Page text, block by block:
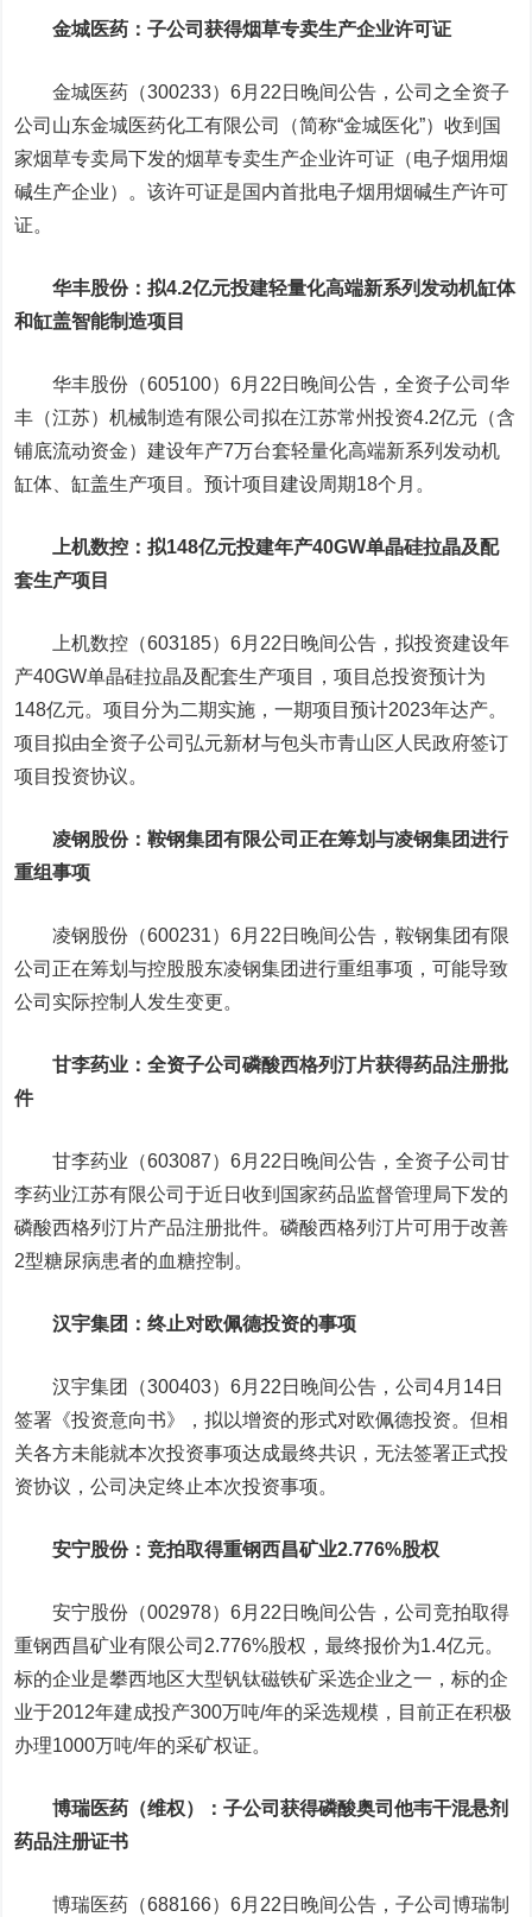
金城医药 ：子公司获得烟草专卖生产企业许可证
金城医药（300233）6月22日晚间公告，公司之全资子
公司山东金城医药化工有限公司（简称“金城医化”）收到国
家烟草专卖局下发的烟草专卖生产企业许可证（电子烟用烟
碱生产企业）。该许可证是国内首批电子烟用烟碱生产许可
证。
华丰股份：拟4.2亿元投建轻量化高端新系列发动机缸体
和缸盖智能制造项目
华丰股份（605100）6月22日晚间公告，全资子公司华
丰（江苏）机械制造有限公司拟在江苏常州投资4.2亿元（含
铺底流动资金）建设年产7万台套轻量化高端新系列发动机
缸体、缸盖生产项目。预计项目建设周期18个月。
上机数控 ：拟148亿元投建年产40GW单晶硅拉晶及配
套生产项目
上机数控（603185）6月22日晚间公告，拟投资建设年
产40GW单晶硅拉晶及配套生产项目，项目总投资预计为
148亿元。项目分为二期实施，一期项目预计2023年达产。
项目拟由全资子公司弘元新材与包头市青山区人民政府签订
项目投资协议。
凌钢股份：鞍钢集团有限公司正在筹划与凌钢集团进行
重组事项
凌钢股份（600231）6月22日晚间公告，鞍钢集团有限
公司正在筹划与控股股东凌钢集团进行重组事项，可能导致
公司实际控制人发生变更。
甘李药业 ：全资子公司磷酸西格列汀片获得药品注册批
件
甘李药业（603087）6月22日晚间公告，全资子公司甘
李药业江苏有限公司于近日收到国家药品监督管理局下发的
磷酸西格列汀片产品注册批件。磷酸西格列汀片可用于改善
2型糖尿病患者的血糖控制。
汉宇集团 ：终止对欧佩德投资的事项
汉宇集团（300403）6月22日晚间公告，公司4月14日
签署《投资意向书》，拟以增资的形式对欧佩德投资。但相
关各方未能就本次投资事项达成最终共识，无法签署正式投
资协议，公司决定终止本次投资事项。
安宁股份：竞拍取得重钢西昌矿业2.776%股权
安宁股份（002978）6月22日晚间公告，公司竞拍取得
重钢西昌矿业有限公司2.776%股权，最终报价为1.4亿元。
标的企业是攀西地区大型钒钛磁铁矿采选企业之一，标的企
业于2012年建成投产300万吨/年的采选规模，目前正在积极
办理1000万吨/年的采矿权证。
博瑞医药 （维权）：子公司获得磷酸奥司他韦干混悬剂
药品注册证书
博瑞医药（688166）6月22日晚间公告，子公司博瑞制